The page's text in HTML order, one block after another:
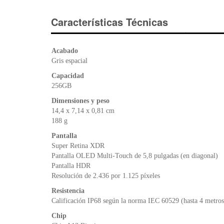
Características Técnicas
Acabado
Gris espacial
Capacidad
256GB
Dimensiones y peso
14,4 x 7,14 x 0,81 cm
188 g
Pantalla
Super Retina XDR
Pantalla OLED Multi‑Touch de 5,8 pulgadas (en diagonal)
Pantalla HDR
Resolución de 2.436 por 1.125 píxeles
Resistencia
Calificación IP68 según la norma IEC 60529 (hasta 4
Chip